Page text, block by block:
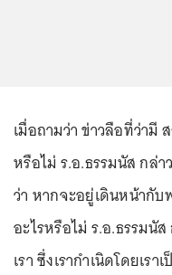
เมื่อถามว่า ข่าวลือที่ว่ามี
หรือไม่ ร.อ.ธรรมนัส กล่
ว่า หากจะอยู่เดินหน้ากั
อะไรหรือไม่ ร.อ.ธรรมนั
เรา ซึ่งเรากำเนิดโดยเ